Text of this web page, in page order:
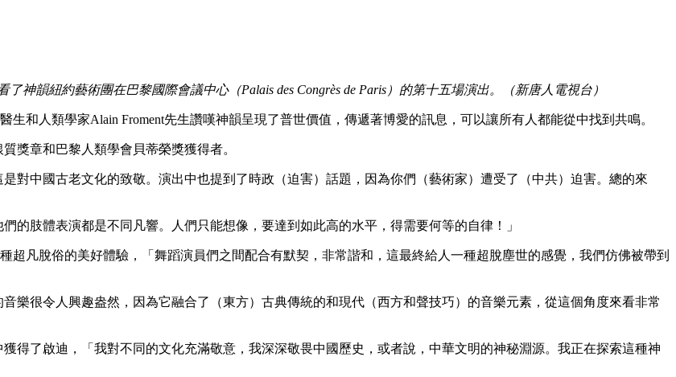
神韻紐約藝術團在巴黎國際會議中心（Palais des Congrès de Paris）的第十五場演出。（新唐人電視台）
和人類學家Alain Froment先生讚嘆神韻呈現了普世價值，傳遞著博愛的訊息，可以讓所有人都能從中找到共鳴。
獎章和巴黎人類學會貝蒂榮獎獲得者。
對中國古老文化的致敬。演出中也提到了時政（迫害）話題，因為你們（藝術家）遭受了（中共）迫害。總的來
的肢體表演都是不同凡響。人們只能想像，要達到如此高的水平，得需要何等的自律！」
凡脫俗的美好體驗，「舞蹈演員們之間配合有默契，非常諧和，這最終給人一種超脫塵世的感覺，我們仿佛被帶到
樂很令人興趣盎然，因為它融合了（東方）古典傳統的和現代（西方和聲技巧）的音樂元素，從這個角度來看非常
得了啟迪，「我對不同的文化充滿敬意，我深深敬畏中國歷史，或者說，中華文明的神秘淵源。我正在探索這種神